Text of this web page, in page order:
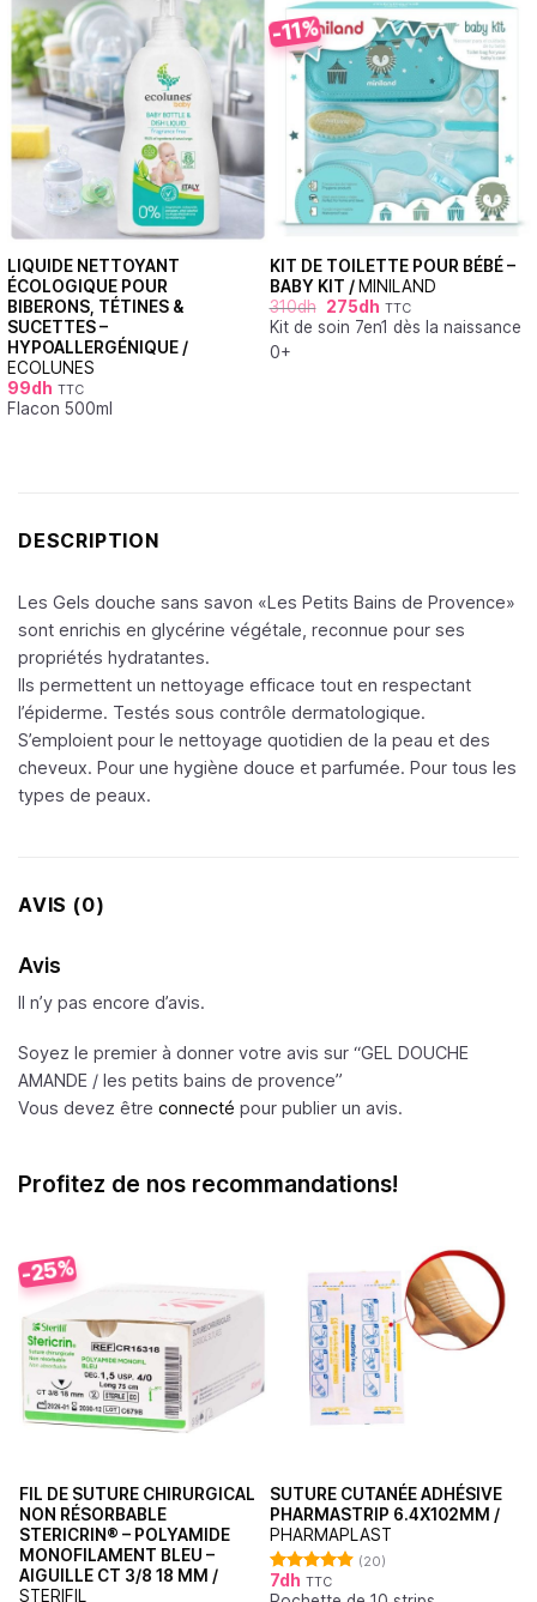
LIQUIDE NETTOYANT
ÉCOLOGIQUE POUR
BIBERONS, TÉTINES &
SUCETTES –
HYPOALLERGÉNIQUE /
ECOLUNES
99dh TTC
Flacon 500ml
-11%
KIT DE TOILETTE POUR BÉBÉ –
BABY KIT / MINILAND
310dh 275dh TTC
Kit de soin 7en1 dès la naissance
0+
DESCRIPTION
Les Gels douche sans savon «Les Petits Bains de Provence»
sont enrichis en glycérine végétale, reconnue pour ses
propriétés hydratantes.
Ils permettent un nettoyage efficace tout en respectant
l’épiderme. Testés sous contrôle dermatologique.
S’emploient pour le nettoyage quotidien de la peau et des
cheveux. Pour une hygiène douce et parfumée. Pour tous les
types de peaux.
AVIS (0)
Avis
Il n’y pas encore d’avis.
Soyez le premier à donner votre avis sur “GEL DOUCHE
AMANDE / les petits bains de provence”
Vous devez être connecté pour publier un avis.
Profitez de nos recommandations!
-25%
FIL DE SUTURE CHIRURGICAL
NON RÉSORBABLE
STERICRIN® – POLYAMIDE
MONOFILAMENT BLEU –
AIGUILLE CT 3/8 18 MM /
STERIFIL
SUTURE CUTANÉE ADHÉSIVE
PHARMASTRIP 6.4X102MM /
PHARMAPLAST
Note4.90
(20)
7dh TTC